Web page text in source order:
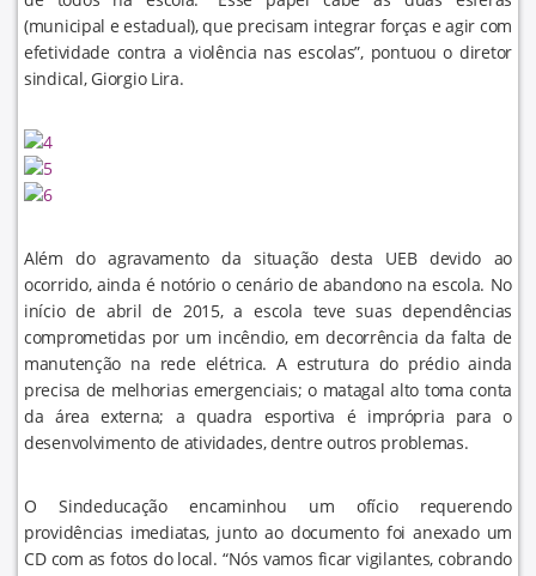
(municipal e estadual), que precisam integrar forças e agir com
efetividade contra a violência nas escolas”, pontuou o diretor
sindical, Giorgio Lira.
Além do agravamento da situação desta UEB devido ao
ocorrido, ainda é notório o cenário de abandono na escola. No
início de abril de 2015, a escola teve suas dependências
comprometidas por um incêndio, em decorrência da falta de
manutenção na rede elétrica. A estrutura do prédio ainda
precisa de melhorias emergenciais; o matagal alto toma conta
da área externa; a quadra esportiva é imprópria para o
desenvolvimento de atividades, dentre outros problemas.
O Sindeducação encaminhou um ofício requerendo
providências imediatas, junto ao documento foi anexado um
CD com as fotos do local. “Nós vamos ficar vigilantes, cobrando